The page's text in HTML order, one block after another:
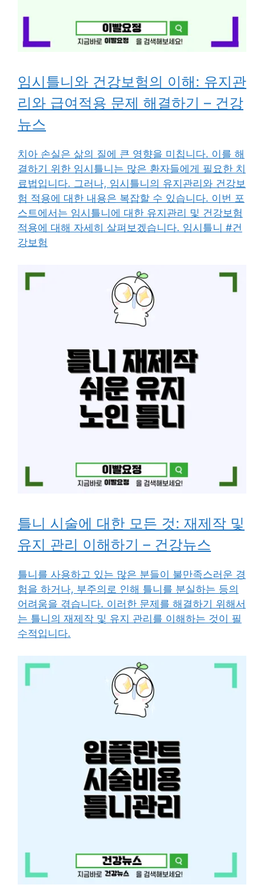
임시틀니와 건강보험의 이해: 유지관
리와 급여적용 문제 해결하기 – 건강
뉴스
치아 손실은 삶의 질에 큰 영향을 미칩니다. 이를 해
결하기 위한 임시틀니는 많은 환자들에게 필요한 치
료법입니다. 그러나, 임시틀니의 유지관리와 건강보
험 적용에 대한 내용은 복잡할 수 있습니다. 이번 포
스트에서는 임시틀니에 대한 유지관리 및 건강보험
적용에 대해 자세히 살펴보겠습니다. 임시틀니 #건
강보험
틀니 시술에 대한 모든 것: 재제작 및
유지 관리 이해하기 – 건강뉴스
틀니를 사용하고 있는 많은 분들이 불만족스러운 경
험을 하거나, 부주의로 인해 틀니를 분실하는 등의
어려움을 겪습니다. 이러한 문제를 해결하기 위해서
는 틀니의 재제작 및 유지 관리를 이해하는 것이 필
수적입니다.